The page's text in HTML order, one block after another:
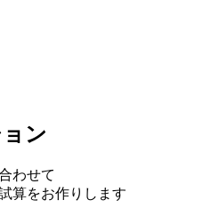
ン
わせて
算をお作りします